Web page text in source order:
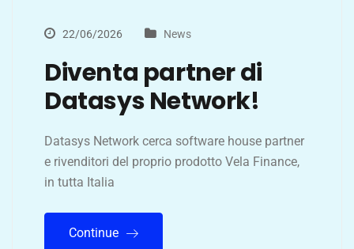
22/06/2026 News
Diventa partner di
Datasys Network!
Datasys Network cerca software house partner
e rivenditori del proprio prodotto Vela Finance,
in tutta Italia
Continue